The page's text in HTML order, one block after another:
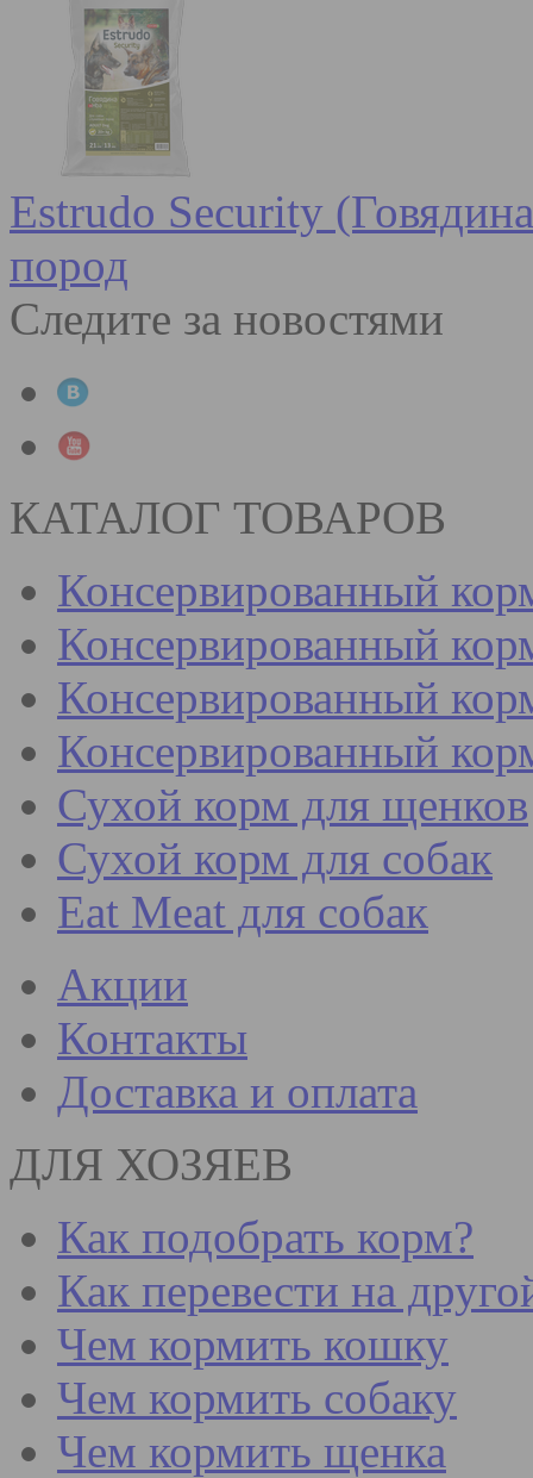
Estrudo Security
пород
Следите за новостями
КАТАЛОГ ТОВАРОВ
Консервированный
Консервированный
Консервированный
Консервированный
Сухой корм для щенков
Сухой корм для собак
Eat Meat для собак
Акции
Контакты
Доставка и оплата
ДЛЯ ХОЗЯЕВ
Как подобрать корм?
Как перевести на
Чем кормить кошку
Чем кормить собаку
Чем кормить щенка